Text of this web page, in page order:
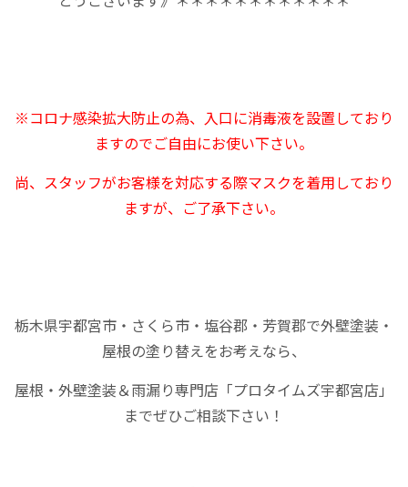
※コロナ感染拡大防止の為、入口に消毒液を設置しており
ますのでご自由にお使い下さい。
尚、スタッフがお客様を対応する際マスクを着用しており
ますが、ご了承下さい。
栃木県宇都宮市・さくら市・塩谷郡・芳賀郡で外壁塗装・
屋根の塗り替えをお考えなら、
屋根・外壁塗装＆雨漏り専門店「プロタイムズ宇都宮店」
までぜひご相談下さい！